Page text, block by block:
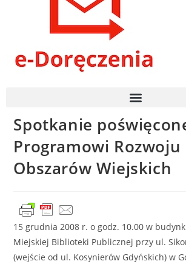
Spotkanie
Programowi Rozwoju
Obszarów Wiejskich
15 grudnia 2008 r. o godz. 10.00 w
Miejskiej Biblioteki Publicznej przy ul.
(wejście od ul. Kosynierów Gdyńskich) w